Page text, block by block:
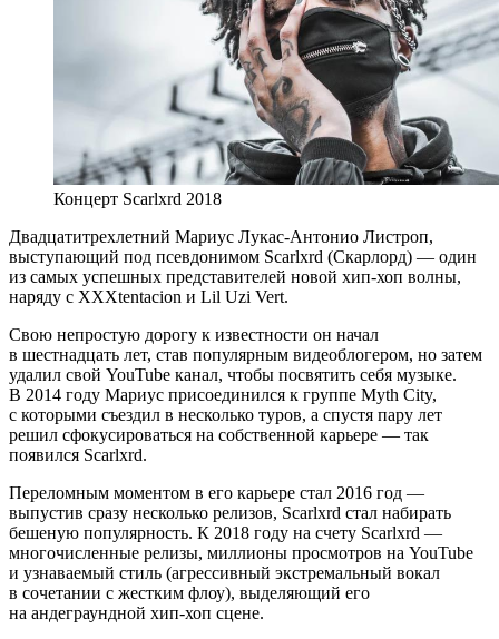
Концерт Scarlxrd 2018
Двадцатитрехлетний Мариус Лукас-Антонио Листроп,
выступающий под псевдонимом Scarlxrd (Скарлорд) — один
из самых успешных представителей новой хип-хоп волны,
наряду с XXXtentacion и Lil Uzi Vert.
Свою непростую дорогу к известности он начал
в шестнадцать лет, став популярным видеоблогером, но затем
удалил свой YouTube канал, чтобы посвятить себя музыке.
В 2014 году Мариус присоединился к группе Myth City,
с которыми съездил в несколько туров, а спустя пару лет
решил сфокусироваться на собственной карьере — так
появился Scarlxrd.
Переломным моментом в его карьере стал 2016 год —
выпустив сразу несколько релизов, Scarlxrd стал набирать
бешеную популярность. К 2018 году на счету Scarlxrd —
многочисленные релизы, миллионы просмотров на YouTube
и узнаваемый стиль (агрессивный экстремальный вокал
в сочетании с жестким флоу), выделяющий его
на андеграундной хип-хоп сцене.